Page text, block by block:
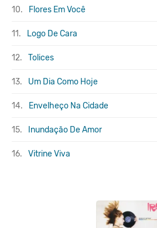
10. Flores Em Você
11. Logo De Cara
12. Tolices
13. Um Dia Como Hoje
14. Envelheço Na Cidade
15. Inundação De Amor
16. Vitrine Viva